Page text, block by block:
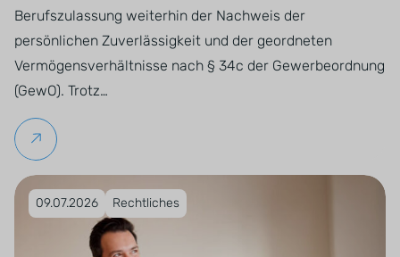
Berufszulassung weiterhin der Nachweis der
persönlichen Zuverlässigkeit und der geordneten
Vermögensverhältnisse nach § 34c der Gewerbeordnung
(GewO). Trotz…
Weiterlesen
Veröffentlicht am 09.07.2026
09.07.2026 Rechtliches